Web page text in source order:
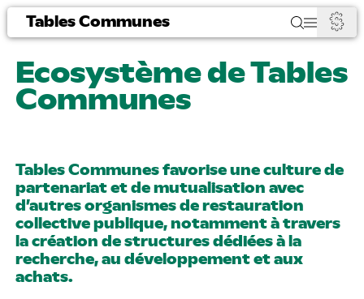
Tables Communes
Ecosystème de Tables
Communes
Tables Communes favorise une culture de
partenariat et de mutualisation avec
d’autres organismes de restauration
collective publique, notamment à travers
la création de structures dédiées à la
recherche, au développement et aux
achats.